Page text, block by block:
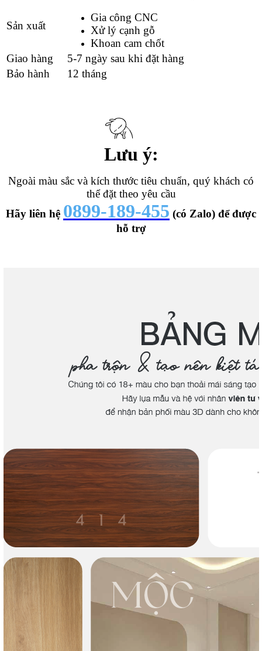
Sản xuất
Gia công CNC
Xử lý cạnh gỗ
Khoan cam chốt
Giao hàng
5-7 ngày sau khi đặt hàng
Bảo hành
12 tháng
Lưu ý:
Ngoài màu sắc và kích thước tiêu chuẩn, quý khách có
thể đặt theo yêu cầu
Hãy liên hệ 0899-189-455 (có Zalo) để được
hỗ trợ